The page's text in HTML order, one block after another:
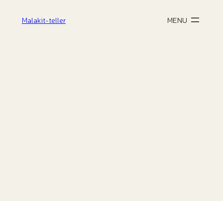
Malakit-teller